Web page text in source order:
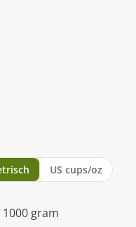
US cups/oz
gram